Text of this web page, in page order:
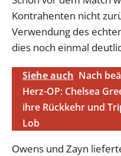
Kontrahenten nicht
Verwendung des
dies noch einmal
Siehe auch Nach
Herz-OP: Chelsea
ihre Rückkehr und
Lob
Owens und Zayn